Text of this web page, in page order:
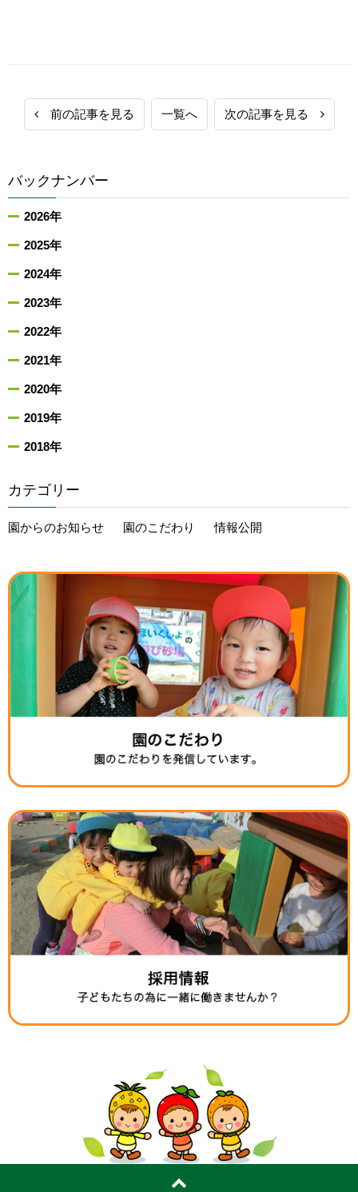
前の記事を見る 一覧へ 次の記事を見る
バックナンバー
2026年
2025年
2024年
2023年
2022年
2021年
2020年
2019年
2018年
カテゴリー
園からのお知らせ 園のこだわり 情報公開